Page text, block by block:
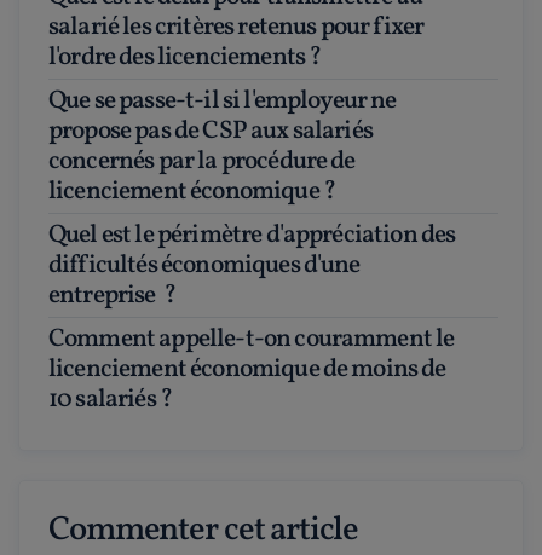
salarié les critères retenus pour fixer
l'ordre des licenciements ?
Que se passe-t-il si l'employeur ne
propose pas de CSP aux salariés
concernés par la procédure de
licenciement économique ?
Quel est le périmètre d'appréciation des
difficultés économiques d'une
entreprise ?
Comment appelle-t-on couramment le
licenciement économique de moins de
10 salariés ?
Commenter cet article